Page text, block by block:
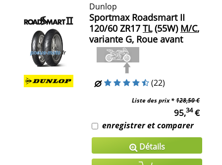
Dunlop
Sportmax Roadsmart II
120/60 ZR17 TL(55W) M/C,
variante G, Roue avant
(22)
Liste des prix *128,50 €
95,34€
enregistrer et comparer
Détails